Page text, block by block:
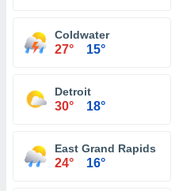
Coldwater
27° 15°
Detroit
30° 18°
East Grand Rapids
24° 16°